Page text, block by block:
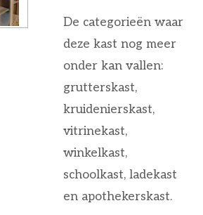
De categorieën waar
deze kast nog meer
onder kan vallen:
grutterskast,
kruidenierskast,
vitrinekast,
winkelkast,
schoolkast, ladekast
en apothekerskast.